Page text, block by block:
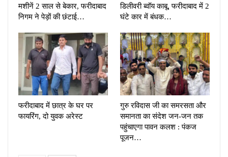
मशीनें 2 साल से बेकार, फरीदाबाद
निगम ने पेड़ों की छंटाई…
डिलीवरी ब्वॉय काबू, फरीदाबाद में 2
घंटे कार में बंधक…
फरीदाबाद में छात्र के घर पर
फायरिंग, दो युवक अरेस्ट
गुरु रविदास जी का समरसता और
समानता का संदेश जन-जन तक
पहुंचाएगा पावन कलश : पंकज
पूजन…